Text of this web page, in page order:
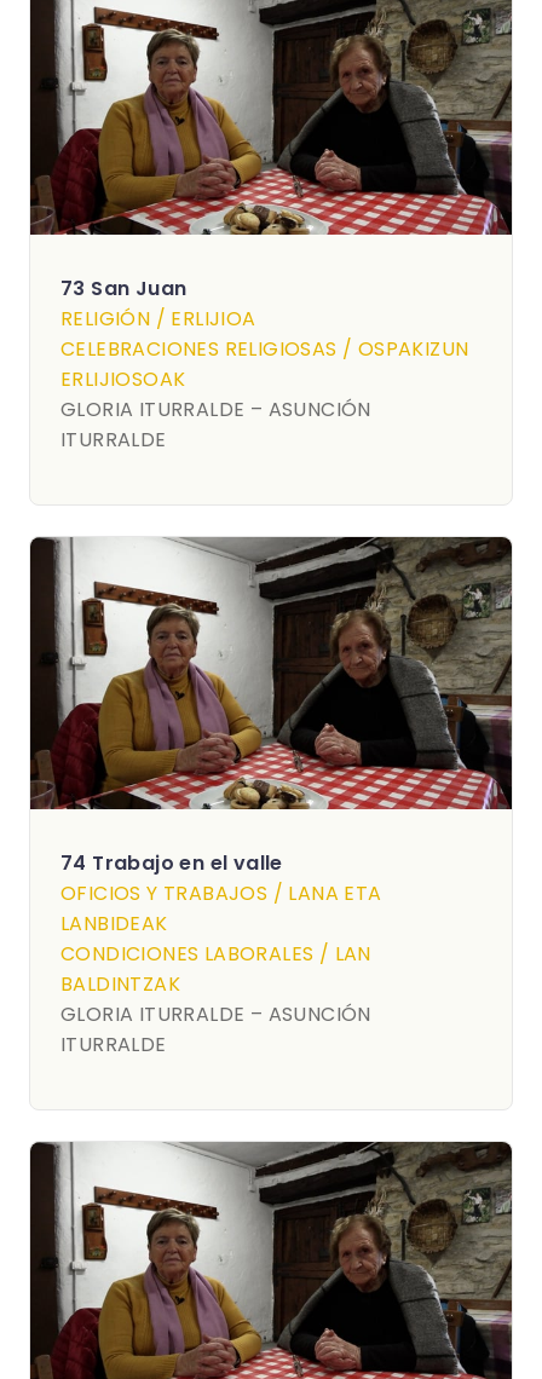
73 San Juan
RELIGIÓN / ERLIJIOA
CELEBRACIONES RELIGIOSAS / OSPAKIZUN
ERLIJIOSOAK
GLORIA ITURRALDE – ASUNCIÓN
ITURRALDE
74 Trabajo en el valle
OFICIOS Y TRABAJOS / LANA ETA
LANBIDEAK
CONDICIONES LABORALES / LAN
BALDINTZAK
GLORIA ITURRALDE – ASUNCIÓN
ITURRALDE